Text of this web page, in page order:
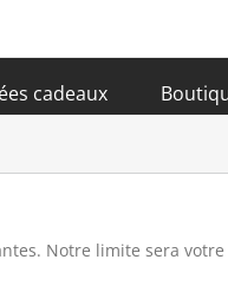
cadeaux
Notre limite sera